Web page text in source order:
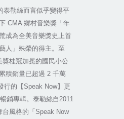
泰勒絲而言似乎變得平
CMA 鄉村音樂獎「年
成為全美音樂獎史上首
人」殊榮的得主。至
獎桂冠加冕的國民小公
積銷量已超過 2 千萬
行的【 Speak Now】更
銷專輯。泰勒絲自2011
風格的「 Speak Now